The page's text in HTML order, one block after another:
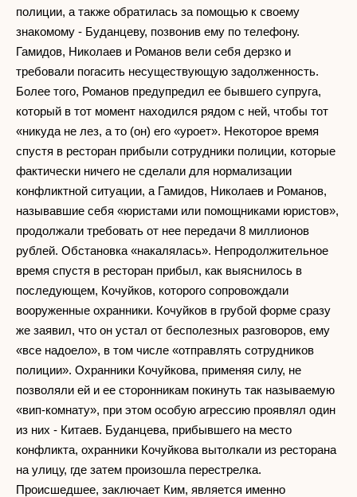
полиции, а также обратилась за помощью к своему
знакомому - Буданцеву, позвонив ему по телефону.
Гамидов, Николаев и Романов вели себя дерзко и
требовали погасить несуществующую задолженность.
Более того, Романов предупредил ее бывшего супруга,
который в тот момент находился рядом с ней, чтобы тот
«никуда не лез, а то (он) его «уроет». Некоторое время
спустя в ресторан прибыли сотрудники полиции, которые
фактически ничего не сделали для нормализации
конфликтной ситуации, а Гамидов, Николаев и Романов,
называвшие себя «юристами или помощниками юристов»,
продолжали требовать от нее передачи 8 миллионов
рублей. Обстановка «накалялась». Непродолжительное
время спустя в ресторан прибыл, как выяснилось в
последующем, Кочуйков, которого сопровождали
вооруженные охранники. Кочуйков в грубой форме сразу
же заявил, что он устал от бесполезных разговоров, ему
«все надоело», в том числе «отправлять сотрудников
полиции». Охранники Кочуйкова, применяя силу, не
позволяли ей и ее сторонникам покинуть так называемую
«вип-комнату», при этом особую агрессию проявлял один
из них - Китаев. Буданцева, прибывшего на место
конфликта, охранники Кочуйкова вытолкали из ресторана
на улицу, где затем произошла перестрелка.
Происшедшее, заключает Ким, является именно